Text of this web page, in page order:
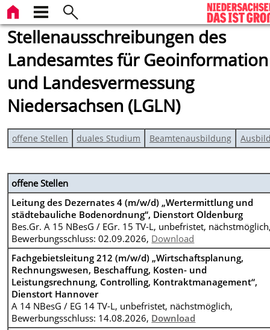
Stellenausschreibungen des
Landesamtes für Geoinformation
und Landesvermessung
Niedersachsen (LGLN)
offene Stellen duales Studium Beamtenausbildung
offene Stellen
Leitung des Dezernates 4 (m/w/d) „Wertermittlung und
städtebauliche Bodenordnung“, Dienstort Oldenburg
Bes.Gr. A 15 NBesG / EGr. 15 TV-L, unbefristet,
Bewerbungsschluss: 02.09.2026, Download
Fachgebietsleitung 212 (m/w/d) „Wirtschaftsplanung,
Rechnungswesen, Beschaffung, Kosten- und
Leistungsrechnung, Controlling, Kontraktmanagement“,
Dienstort Hannover
A 14 NBesG / EG 14 TV-L, unbefristet, nächstmöglich,
Bewerbungsschluss: 14.08.2026, Download